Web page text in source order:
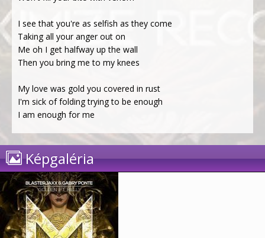
I see that you're as selfish as they come
Taking all your anger out on
Me oh I get halfway up the wall
Then you bring me to my knees
My love was gold you covered in rust
I'm sick of folding trying to be enough
I am enough for me
Képgaléria